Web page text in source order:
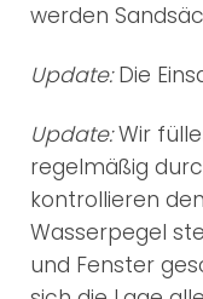
werden
Update:Die
Update:Wir
regelmäßig
kontrollieren
Wasserpegel
und Fenster